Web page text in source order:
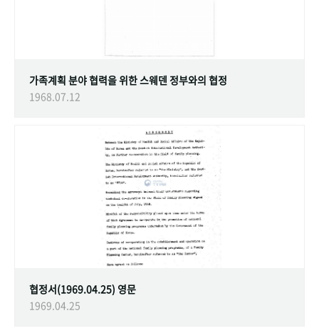
가족계획 분야 협력을 위한 스웨덴 정부와의 협정
1968.07.12
협정서(1969.04.25) 영문
1969.04.25